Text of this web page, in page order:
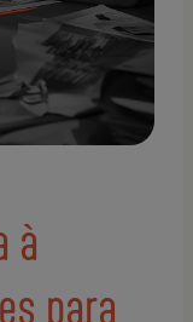
à
para